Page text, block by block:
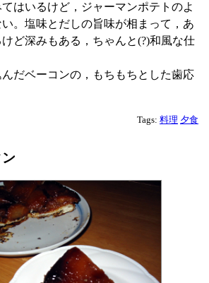
はいるけど，ジャーマンポテトのよ
。塩味とだしの旨味が相まって，あ
ど深みもある，ちゃんと(?)和風な仕
だベーコンの，もちもちとした歯応
Tags: 料理 夕食